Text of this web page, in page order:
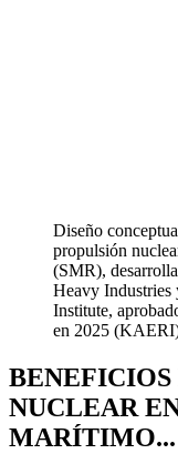
Diseño
propulsión
(SMR),
Heavy Industries
Institute,
en 2025
NUCLEAR
MARÍTIMO...